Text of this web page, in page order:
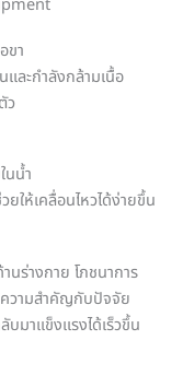
ขา
ละกำลังกล้ามเนื้อ
ว
นน้ำ
ให้เคลื่อนไหวได้ง่ายขึ้น
ร่างกาย โภชนาการ
ความสำคัญกับปัจจัย
บมาแข็งแรงได้เร็วขึ้น